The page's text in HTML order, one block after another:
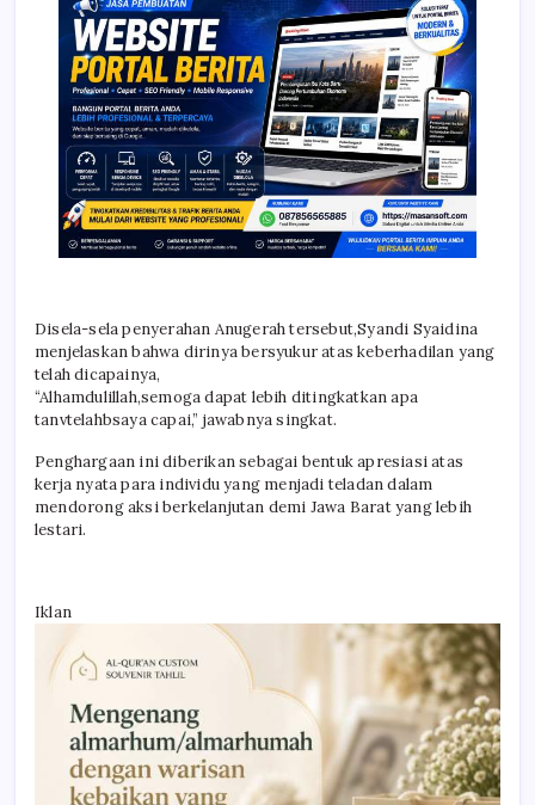
Disela-sela penyerahan Anugerah tersebut,Syandi Syaidina
menjelaskan bahwa dirinya bersyukur atas keberhadilan yang
telah dicapainya,
“Alhamdulillah,semoga dapat lebih ditingkatkan apa
tanvtelahbsaya capai,” jawabnya singkat.
Penghargaan ini diberikan sebagai bentuk apresiasi atas
kerja nyata para individu yang menjadi teladan dalam
mendorong aksi berkelanjutan demi Jawa Barat yang lebih
lestari.
Iklan